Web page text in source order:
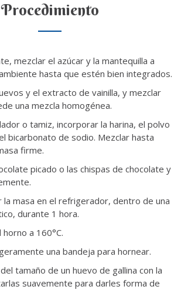
Procedimiento
mezclar el azúcar y la mantequilla a
hasta que estén bien integrados.
y el extracto de vainilla, y mezclar
una mezcla homogénea.
o tamiz, incorporar la harina, el polvo
bicarbonato de sodio. Mezclar hasta
firme.
picado o las chispas de chocolate y
la masa en el refrigerador, dentro de una
durante 1 hora.
a 160°C.
una bandeja para hornear.
tamaño de un huevo de gallina con la
suavemente para darles forma de